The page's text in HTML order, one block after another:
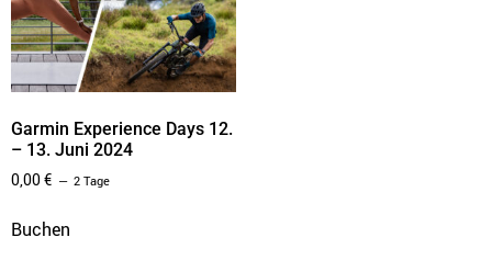
Garmin Experience Days 12.
– 13. Juni 2024
0,00€ 2 Tage
Buchen